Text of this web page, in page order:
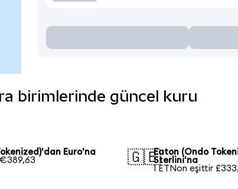
birimlerinde güncel kuru
Euro'na
🇬🇧Eaton (Ondo
Sterlini'na
1 ETNon eşittir